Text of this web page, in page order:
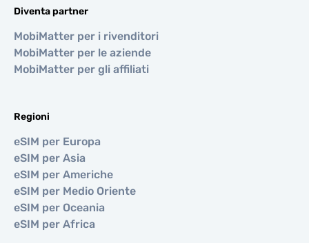
Diventa partner
MobiMatter per i rivenditori
MobiMatter per le aziende
MobiMatter per gli affiliati
Regioni
eSIM per Europa
eSIM per Asia
eSIM per Americhe
eSIM per Medio Oriente
eSIM per Oceania
eSIM per Africa